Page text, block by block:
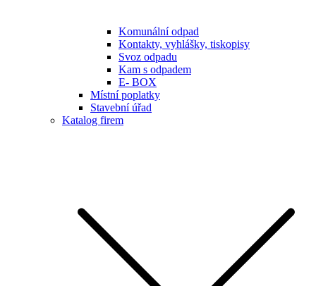
Komunální odpad
Kontakty, vyhlášky, tiskopisy
Svoz odpadu
Kam s odpadem
E- BOX
Místní poplatky
Stavební úřad
Katalog firem